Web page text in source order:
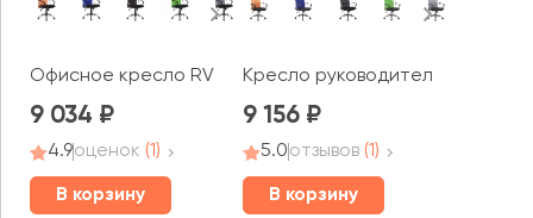
Офисное кресло RV ЧЕЙР Смарт м / Smart m (8075)
9 034
4.9оценок (1)
В корзину
Кресло руководителя RV ЧЕЙР
9 156
5.0отзывов (1)
В корзину